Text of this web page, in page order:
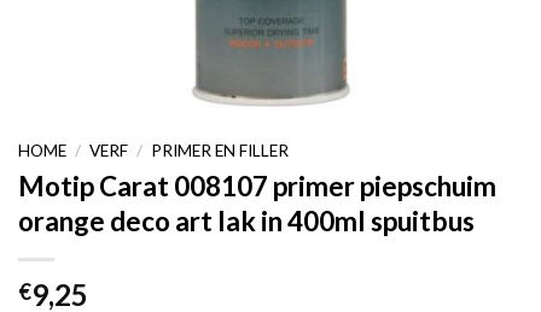
HOME / VERF / PRIMER EN FILLER
Motip Carat 008107 primer piepschuim
orange deco art lak in 400ml spuitbus
€9,25